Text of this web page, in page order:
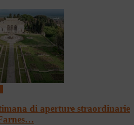
di aperture straordinarie